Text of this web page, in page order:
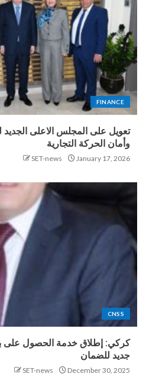
FINANCE
تعويل على المجلس الاعلى الجديد
وأمان الحركة التجارية
January 17, 2026
SET-news
CNSS
كركي: إطلاق خدمة الحصول على
جديد للضمان
December 30, 2025
SET-news